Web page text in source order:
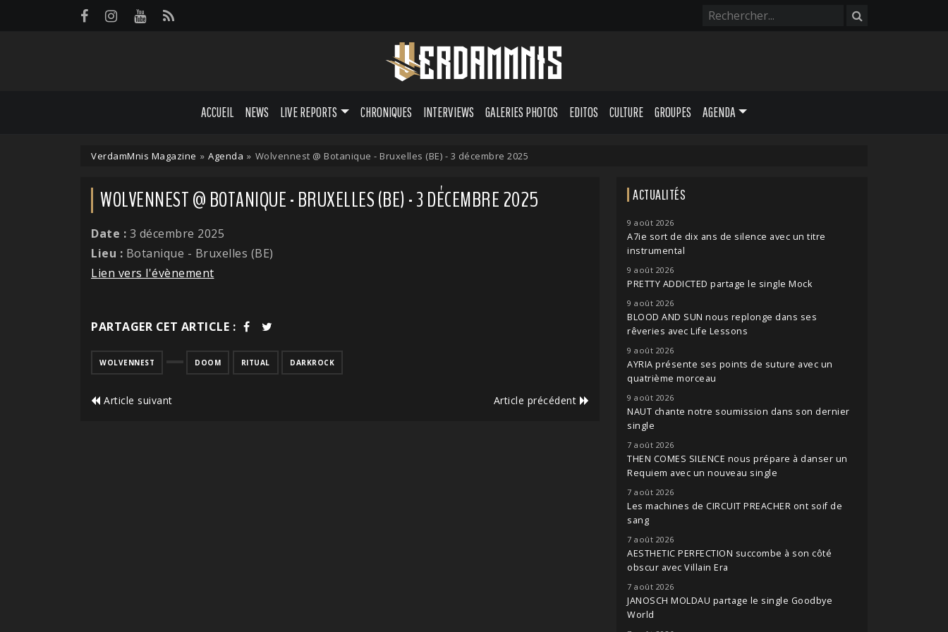
ACCUEIL NEWS LIVE REPORTS CHRONIQUES INTERVIEWS GALERIES PHOTOS EDITOS CULTURE GROUPES AGENDA
VerdamMnis Magazine » Agenda » Wolvennest @ Botanique - Bruxelles (BE) - 3 décembre 2025
WOLVENNEST @ BOTANIQUE - BRUXELLES (BE) - 3 DÉCEMBRE 2025
Date : 3 décembre 2025
Lieu : Botanique - Bruxelles (BE)
Lien vers l'évènement
PARTAGER CET ARTICLE :
WOLVENNEST DOOM RITUAL DARKROCK
Article suivant Article précédent
ACTUALITÉS
9 août 2026
A7ie sort de dix ans de silence avec un titre
instrumental
9 août 2026
PRETTY ADDICTED partage le single Mock
9 août 2026
BLOOD AND SUN nous replonge dans ses
rêveries avec Life Lessons
9 août 2026
AYRIA présente ses points de suture avec un
quatrième morceau
9 août 2026
NAUT chante notre soumission dans son dernier
single
7 août 2026
THEN COMES SILENCE nous prépare à danser un
Requiem avec un nouveau single
7 août 2026
Les machines de CIRCUIT PREACHER ont soif de
sang
7 août 2026
AESTHETIC PERFECTION succombe à son côté
obscur avec Villain Era
7 août 2026
JANOSCH MOLDAU partage le single Goodbye
World
Panneau de gestion des cookies